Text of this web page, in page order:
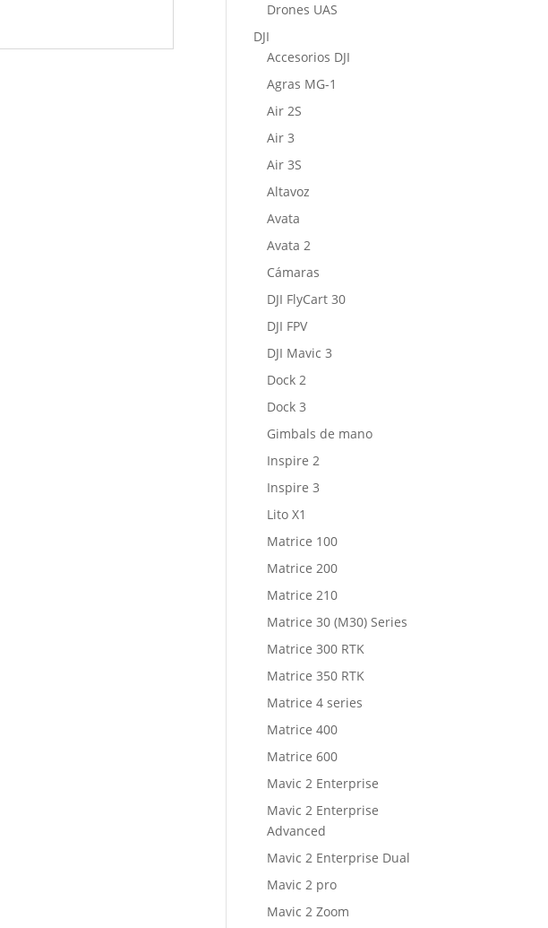
Drones UAS
DJI
Accesorios DJI
Agras MG-1
Air 2S
Air 3
Air 3S
Altavoz
Avata
Avata 2
Cámaras
DJI FlyCart 30
DJI FPV
DJI Mavic 3
Dock 2
Dock 3
Gimbals de mano
Inspire 2
Inspire 3
Lito X1
Matrice 100
Matrice 200
Matrice 210
Matrice 30 (M30) Series
Matrice 300 RTK
Matrice 350 RTK
Matrice 4 series
Matrice 400
Matrice 600
Mavic 2 Enterprise
Mavic 2 Enterprise
Advanced
Mavic 2 Enterprise Dual
Mavic 2 pro
Mavic 2 Zoom